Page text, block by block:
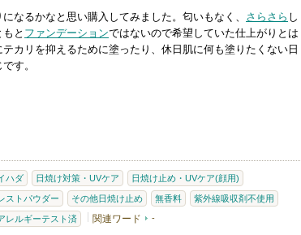
なるかなと思い購入してみました。匂いもなく、 さらさら し
と ファンデーションではないので希望していた仕上がりとは
カリを抑えるために塗ったり、休日肌に何も塗りたくない日
す。
ハダ 日焼け対策・UVケア 日焼け止め・UVケア(顔用)
ストパウダー その他日焼け止め 無香料 紫外線吸収剤不使用
レルギーテスト済 関連ワード -